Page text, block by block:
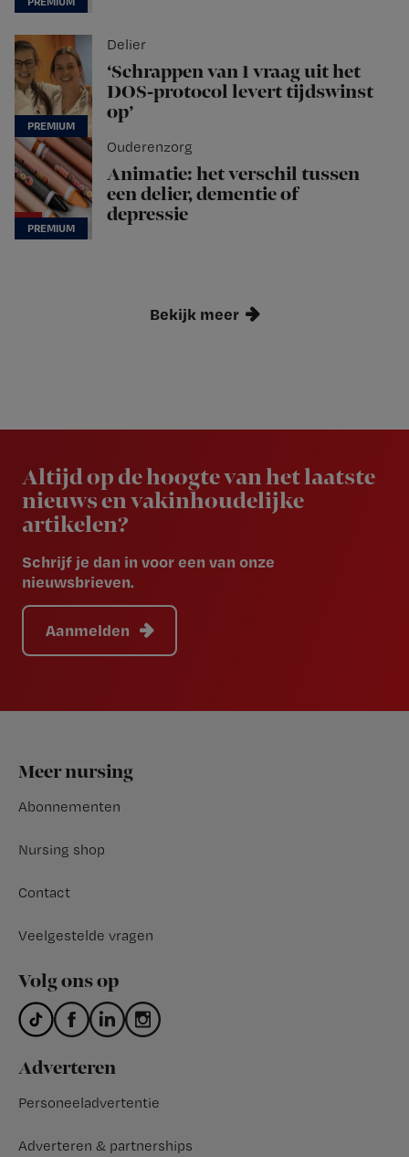
Delier
‘Schrappen van 1 vraag uit het
DOS-protocol levert tijdswinst
op’
Ouderenzorg
Animatie: het verschil tussen
een delier, dementie of
depressie
Bekijk meer
Altijd op de hoogte van het laatste
nieuws en vakinhoudelijke
artikelen?
Schrijf je dan in voor een van onze
nieuwsbrieven.
Aanmelden
Footer
Meer nursing
Abonnementen
Nursing shop
Contact
Veelgestelde vragen
Volg ons op
Adverteren
Personeeladvertentie
Adverteren & partnerships